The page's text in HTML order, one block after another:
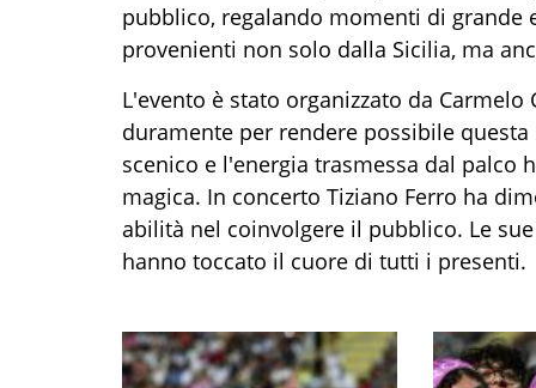
pubblico, regalando momenti di grande
provenienti non solo dalla Sicilia, ma
L'evento è stato organizzato da
duramente per rendere possibile
scenico e l'energia trasmessa dal
magica. In concerto Tiziano Ferro ha
abilità nel coinvolgere il pubblico. Le
hanno toccato il cuore di tutti i presenti.